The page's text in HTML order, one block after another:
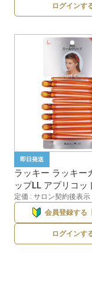
ログインす
即日発送
ラッキー ラッキー
ップLL アプリコッ
定価 : サロン契約後表示
会員登録する
ログインす